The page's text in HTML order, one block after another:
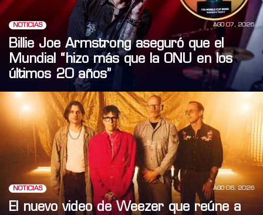
NOTICIAS AGO 07, 2026
Billie Joe Armstrong aseguró que el
Mundial “hizo más que la ONU en los
últimos 20 años”
NOTICIAS AGO 06, 2026
El nuevo video de Weezer que reúne a